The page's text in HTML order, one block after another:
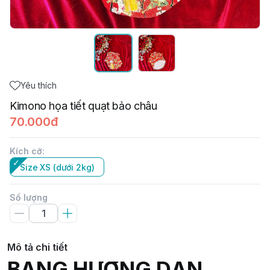
Yêu thích
Kimono họa tiết quạt bảo châu
70.000đ
Kích cỡ:
Size XS (dưới 2kg)
Số lượng
Mô tả chi tiết